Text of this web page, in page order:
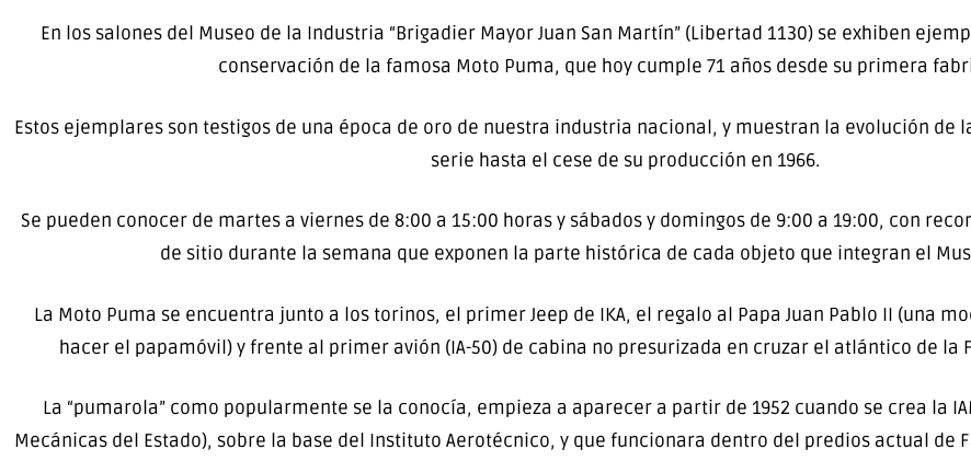
En los salones del Museo de la Industria “Brigadier Mayor Juan San Martín” (Libertad 1130) se exhiben
conservación de la famosa Moto Puma, que hoy cumple 71 años desde su primera
Estos ejemplares son testigos de una época de oro de nuestra industria nacional, y muestran la evolución de
serie hasta el cese de su producción en 1966.
Se pueden conocer de martes a viernes de 8:00 a 15:00 horas y sábados y domingos de 9:00 a 19:00, con
de sitio durante la semana que exponen la parte histórica de cada objeto que integran el
La Moto Puma se encuentra junto a los torinos, el primer Jeep de IKA, el regalo al Papa Juan Pablo II (una
hacer el papamóvil) y frente al primer avión (IA-50) de cabina no presurizada en cruzar el atlántico de la
La “pumarola” como popularmente se la conocía, empieza a aparecer a partir de 1952 cuando se crea la
Mecánicas del Estado), sobre la base del Instituto Aerotécnico, y que funcionara dentro del predios actual de